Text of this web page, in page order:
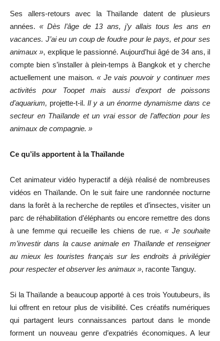
Ses allers-retours avec la Thaïlande datent de plusieurs
années.« Dès l’âge de 13 ans, j’y allais tous les ans en
vacances. J’ai eu un coup de foudre pour le pays, et pour ses
animaux », explique le passionné. Aujourd’hui âgé de 34 ans, il
compte bien s’installer à plein-temps à Bangkok et y cherche
actuellement une maison. « Je vais pouvoir y continuer mes
activités pour Toopet mais aussi d’export de poissons
d’aquarium, projette-t-il. Il y a un énorme dynamisme dans ce
secteur en Thaïlande et un vrai essor de l’affection pour les
animaux de compagnie. »
Ce qu’ils apportent à la Thaïlande
Cet animateur vidéo hyperactif a déjà réalisé de nombreuses
vidéos en Thaïlande. On le suit faire une randonnée nocturne
dans la forêt à la recherche de reptiles et d’insectes, visiter un
parc de réhabilitation d’éléphants ou encore remettre des dons
à une femme qui recueille les chiens de rue.« Je souhaite
m’investir dans la cause animale en Thaïlande et renseigner
au mieux les touristes français sur les endroits à privilégier
pour respecter et observer les animaux », raconte Tanguy.
Si la Thaïlande a beaucoup apporté à ces trois Youtubeurs, ils
lui offrent en retour plus de visibilité. Ces créatifs numériques
qui partagent leurs connaissances partout dans le monde
forment un nouveau genre d’expatriés économiques. A leur